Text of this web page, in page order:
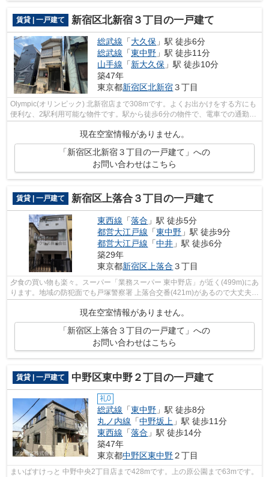
賃貸 | 一戸建て 新宿区北新宿３丁目の一戸建て
総武線 「大久保 」駅 徒歩6分
総武線 「東中野 」駅 徒歩11分
山手線 「新大久保 」駅 徒歩10分
築47年
東京都新宿区北新宿３丁目
Olympic(オリンピック) 北新宿店まで308mです。よくお出かけをする方にも
便利な、2駅利用可能な物件です。駅から徒歩6分の物件で、電車での通勤に
も便利な立地です。中野区、新宿区の...
現在空室情報がありません。
「新宿区北新宿３丁目の一戸建て」への
お問い合わせはこちら
賃貸 | 一戸建て 新宿区上落合３丁目の一戸建て
東西線 「落合 」駅 徒歩5分
都営大江戸線 「東中野 」駅 徒歩9分
都営大江戸線 「中井 」駅 徒歩6分
築29年
東京都新宿区 上落合 ３丁目
夕食の買い物も楽々。スーパー「業務スーパー 東中野店」が近く(499m)にあ
ります。地域の防犯面でも戸塚警察署 上落合交番(421m)があるので大丈夫。
現在空室情報がありません。
「新宿区上落合３丁目の一戸建て」への
お問い合わせはこちら
賃貸 | 一戸建て 中野区東中野２丁目の一戸建て
礼0
総武線 「東中野 」駅 徒歩8分
丸ノ内線 「中野坂上 」駅 徒歩11分
東西線 「落合 」駅 徒歩14分
築47年
東京都中野区東中野２丁目
まいばすけっと 中野中央2丁目店まで428mです。上の原公園まで63mです。